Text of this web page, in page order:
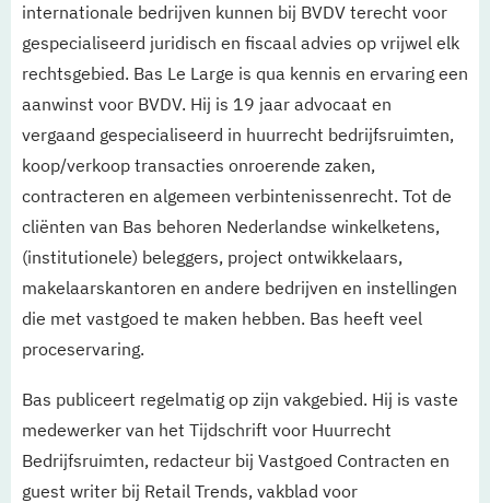
internationale bedrijven kunnen bij BVDV terecht voor
gespecialiseerd juridisch en fiscaal advies op vrijwel elk
rechtsgebied. Bas Le Large is qua kennis en ervaring een
aanwinst voor BVDV. Hij is 19 jaar advocaat en
vergaand gespecialiseerd in huurrecht bedrijfsruimten,
koop/verkoop transacties onroerende zaken,
contracteren en algemeen verbintenissenrecht. Tot de
cliënten van Bas behoren Nederlandse winkelketens,
(institutionele) beleggers, project ontwikkelaars,
makelaarskantoren en andere bedrijven en instellingen
die met vastgoed te maken hebben. Bas heeft veel
proceservaring.
Bas publiceert regelmatig op zijn vakgebied. Hij is vaste
medewerker van het Tijdschrift voor Huurrecht
Bedrijfsruimten, redacteur bij Vastgoed Contracten en
guest writer bij Retail Trends, vakblad voor